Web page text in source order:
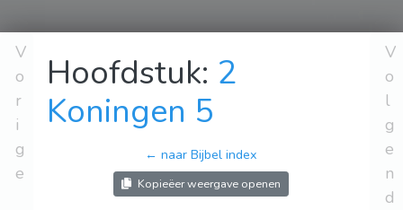
V
o
r
i
g
e
Hoofdstuk: 2
Koningen 5
← naar Bijbel index
Kopieëer weergave openen
V
o
l
g
e
n
d